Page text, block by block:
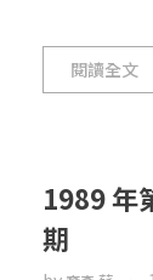
閱讀全文
1989 年
期